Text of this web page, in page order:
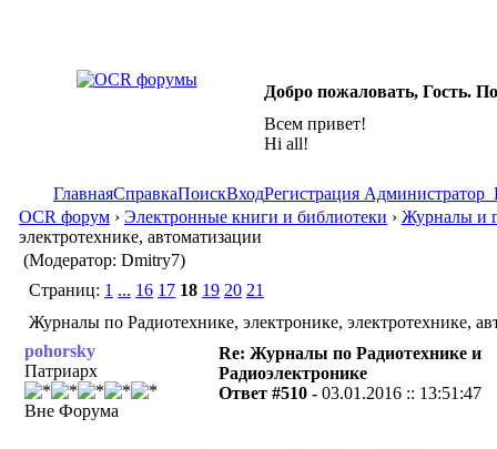
Добро пожаловать, Гость.
Всем привет!
Hi all!
ГлавнаяСправкаПоискВходРегистрация Администратор
OCR форум › Электронные книги и библиотеки › Журналы и
электротехнике, автоматизации
(Модератор: Dmitry7)
Страниц: 1 ... 16 17 18 19 20 21
Журналы по Радиотехнике, электронике, электротехнике,
pohorsky
Патриарх
Вне Форума
Re: Журналы по Радиотехнике и
Радиоэлектронике
Ответ #510 -03.01.2016 :: 13:51:47